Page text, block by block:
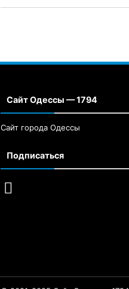
Сайт Одессы — 1794
Сайт города Одессы
Подписаться